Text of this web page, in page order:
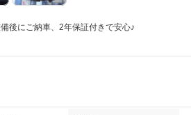
後にご納車、2年保証付きで安心♪